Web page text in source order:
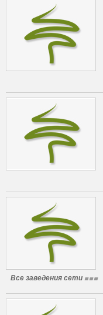
Все заведения сети